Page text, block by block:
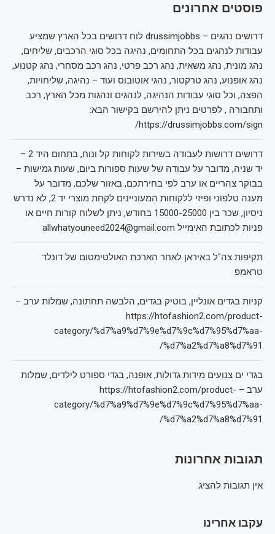
פוסטים אחרונים
דרושים נהגים – drussimjobbs לוח דרושים בכל הארץ שמציע
עבודות לנהגים בכל התחומים, נהיגה בכל סוגי הרכבים, שליחים,
נהג מונית, נהג משאית, נהג רכב פרטי, נהג רכב מסחרי, נהג קטנוע,
נהג אופנוע, נהג טרקטור, נהגי אוטובוס ועוד – נהיגה, שליחויות,
הפצה, וכל סוגי עבודות הנהיגה, לנהגים ונהגות מכל הארץ, רכב
ותחבורה , לפרטים ניתן להירשם בקישור הבא:
https://drussimjobbs.com/sign/
דרושים דרושות לעבודה בשירות לקוחות קל ונוח, בתחום היד 2 –
יד שניה, מדובר על עבודה של שעות ספורות ביום, שעות גמישות –
בבוקר צהריים או ערב לפי בחירתכם, באזור שלכם, מדובר על
מענה טלפוני ופיזי ללקוחות המעוניינים לקחת מוצרי יד 2, לא נדרש
ניסיון, שכר בין 15000-25000 בחודש, ניתן לשלוח קורות חיים או
פניות לכתובת האימייל allwhatyouneed2024@gmail.com
תקיפות צה"ל באיראן לאחר הארכת האולטימטום של דונלד
טראמפ
קניות בגדים אונליין, בוטיק בגדים, הלבשה תחתונה, שמלות ערב –
https://htofashion2.com/product-
category/%d7%a9%d7%9e%d7%9c%d7%95%d7%aa-
%d7%a2%d7%a8%d7%91/
בגדי ים צנועים מידות גדולות, אופנה, בגדי ספורט לילדים, שמלות
ערב – https://htofashion2.com/product-
category/%d7%a9%d7%9e%d7%9c%d7%95%d7%aa-
%d7%a2%d7%a8%d7%91/
תגובות אחרונות
אין תגובות להציג.
עקבו אחרינו